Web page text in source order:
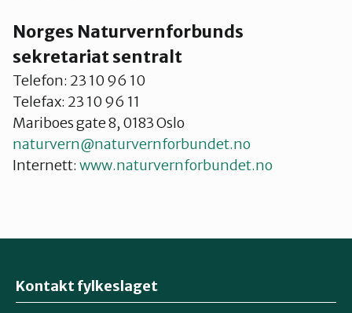
Norges Naturvernforbunds
sekretariat sentralt
Telefon: 23 10 96 10
Telefax: 23 10 96 11
Mariboes gate 8, 0183 Oslo
naturvern@naturvernforbundet.no
Internett: www.naturvernforbundet.no
Kontakt fylkeslaget